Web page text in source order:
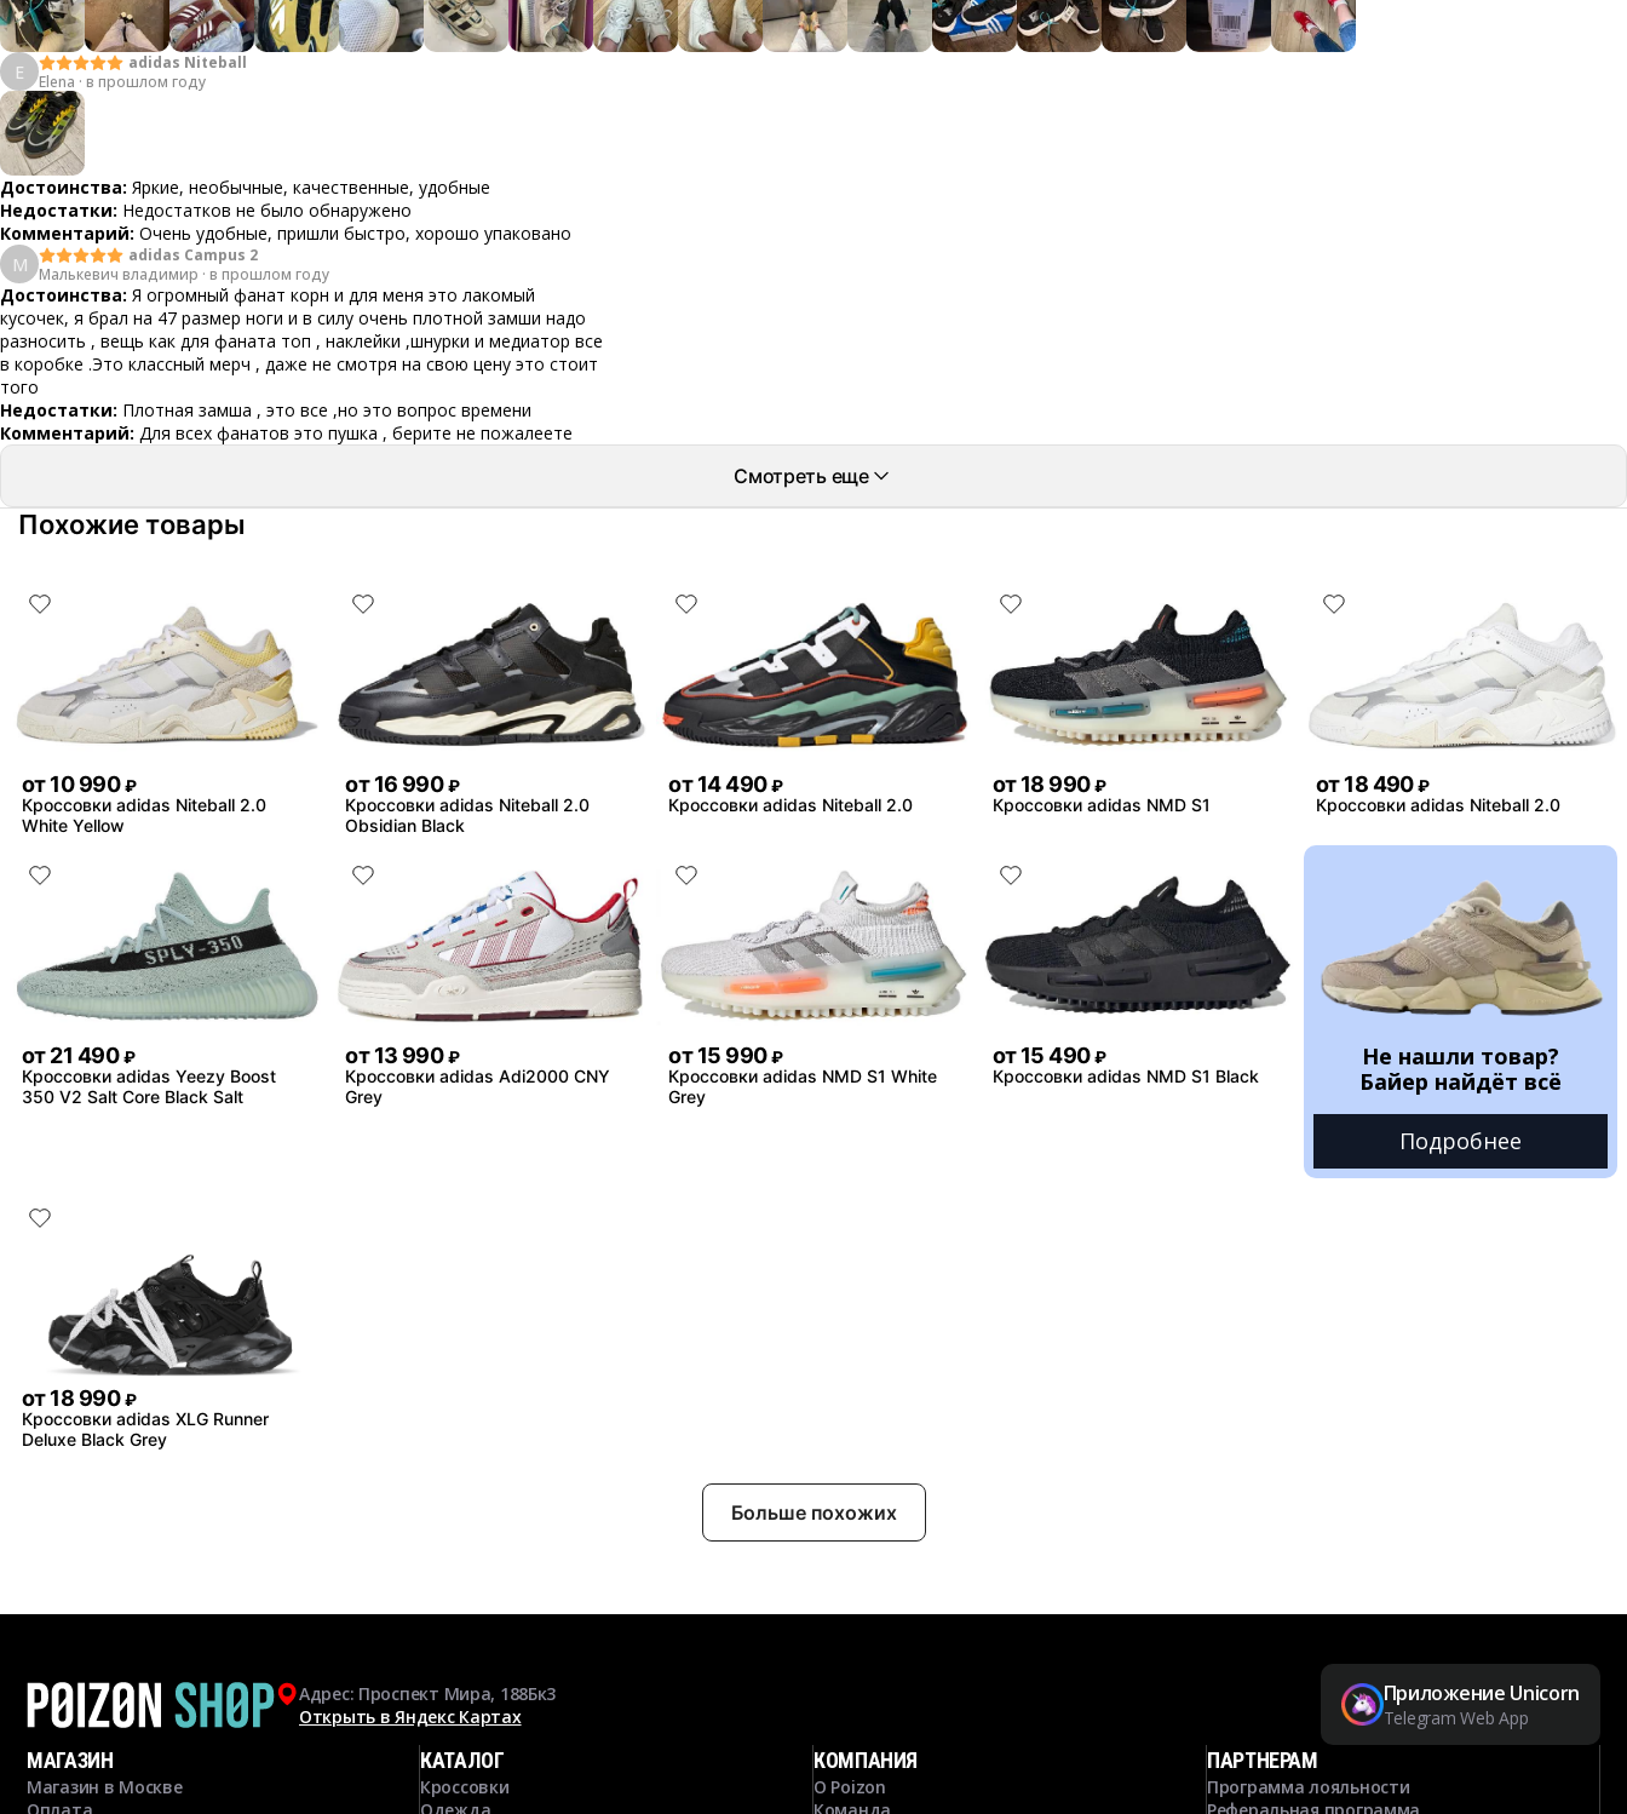
E
adidas Niteball
Elena · в прошлом году
Достоинства: Яркие, необычные, качественные, удобные
Недостатки: Недостатков не было обнаружено
Комментарий: Очень удобные, пришли быстро, хорошо упаковано
М
adidas Campus 2
Малькевич владимир · в прошлом году
Достоинства: Я огромный фанат корн и для меня это лакомый
кусочек, я брал на 47 размер ноги и в силу очень плотной замши надо
разносить , вещь как для фаната топ , наклейки ,шнурки и медиатор все
в коробке .Это классный мерч , даже не смотря на свою цену это стоит
того
Недостатки: Плотная замша , это все ,но это вопрос времени
Комментарий: Для всех фанатов это пушка , берите не пожалеете
Смотреть еще
Похожие товары
от10 990 ₽
Кроссовки adidas Niteball 2.0
White Yellow
от 16 990 ₽
Кроссовки adidas Niteball 2.0
Obsidian Black
от 14 490 ₽
Кроссовки adidas Niteball 2.0
от 18 990 ₽
Кроссовки adidas NMD S1
от 18 490 ₽
Кроссовки adidas Niteball 2.0
от21 490 ₽
Кроссовки adidas Yeezy Boost
350 V2 Salt Core Black Salt
от 13 990 ₽
Кроссовки adidas Adi2000 CNY
Grey
от 15 990 ₽
Кроссовки adidas NMD S1 White
Grey
от 15 490 ₽
Кроссовки adidas NMD S1 Black
Не нашли товар?
Байер найдёт всё
Подробнее
от18 990 ₽
Кроссовки adidas XLG Runner
Deluxe Black Grey
Больше похожих
Адрес: Проспект Мира, 188Бк3
Открыть в Яндекс Картах
Приложение Unicorn
Telegram Web App
МАГАЗИН
Магазин в Москве
КАТАЛОГ
Кроссовки
КОМПАНИЯ
О Poizon
ПАРТНЕРАМ
Программа лояльности